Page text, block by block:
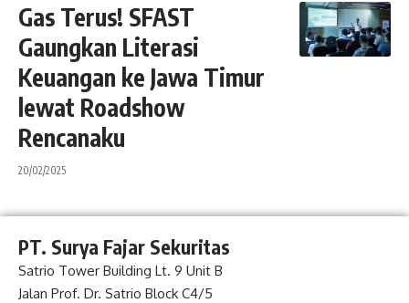
Gas Terus! SFAST
Gaungkan Literasi
Keuangan ke Jawa Timur
lewat Roadshow
Rencanaku
20/02/2025
PT. Surya Fajar Sekuritas
Satrio Tower Building Lt. 9 Unit B
Jalan Prof. Dr. Satrio Block C4/5